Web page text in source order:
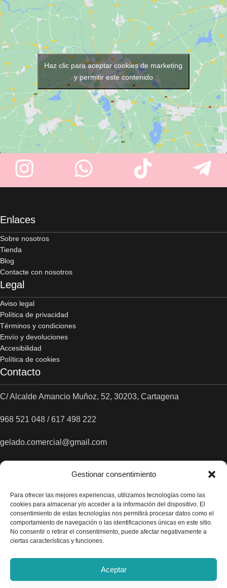
Gestionar consentimiento
Para ofrecer las mejores experiencias, utilizamos tecnologías como las
cookies para almacenar y/o acceder a la información del dispositivo. El
consentimiento de estas tecnologías nos permitirá procesar datos como el
comportamiento de navegación o las identificaciones únicas en este sitio.
No consentir o retirar el consentimiento, puede afectar negativamente a
ciertas características y funciones.
Aceptar
Haz clic para aceptar cookies de marketing
y permitir este contenido
Enlaces
Sobre nosotros
Tienda
Blog
Contacte con nosotros
Legal
Aviso legal
Política de privacidad
Términos y condiciones
Envío y devoluciones
Accesibilidad
Política de cookies
Contacto
C/ Alcalde Amancio Muñoz, 52, 30203, Cartagena
968 521 048 / 617 498 222
gelado.comercial@gmail.com